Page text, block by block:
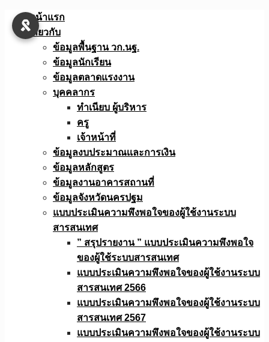
Skip
หน้าแรก
เกี่ยวกับ
ข้อมูลพื้นฐาน วก.นฐ.
ข้อมูลนักเรียน
ข้อมูลตลาดแรงงาน
บุคคลากร
ทำเนียบ ผู้บริหาร
ครู
เจ้าหน้าที่
ข้อมูลงบประมาณเเละการเงิน
ข้อมูลหลักสูตร
ข้อมูลงานอาคารสถานที่
ข้อมูลจังหวัดนครปฐม
แบบประเมินความพึงพอใจของผู้ใช้งานระบบ
สารสนเทศ
” สรุปรายงาน ” แบบประเมินความพึงพอใจ
ของผู้ใช้ระบบสารสนเทศ
แบบประเมินความพึงพอใจของผู้ใช้งานระบบ
สารสนเทศ 2566
แบบประเมินความพึงพอใจของผู้ใช้งานระบบ
สารสนเทศ 2567
แบบประเมินความพึงพอใจของผู้ใช้งานระบบ